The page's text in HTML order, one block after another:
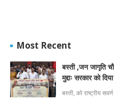
Most Recent
बस्ती ,जन जागृति
मुद्दाः सरकार को
बस्ती, को राष्ट्रीय